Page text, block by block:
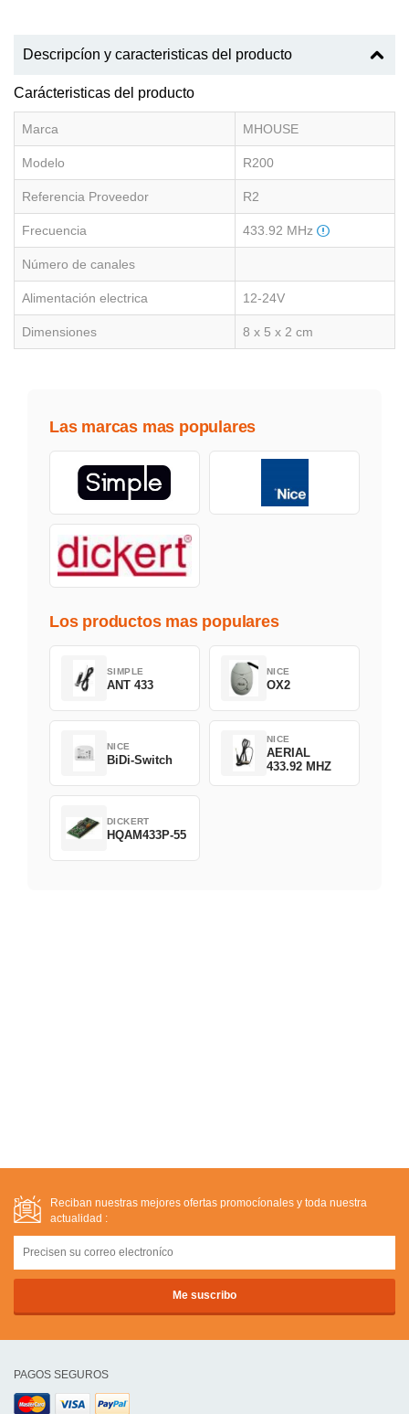
Descripcíon y caracteristicas del producto
Carácteristicas del producto
Marca MHOUSE
Modelo R200
Referencia Proveedor R2
Frecuencia 433.92 MHz
Número de canales
Alimentación electrica 12-24V
Dimensiones 8 x 5 x 2 cm
Las marcas mas populares
Los productos mas populares
SIMPLE
ANT 433
NICE
OX2
NICE
BiDi-Switch
NICE
AERIAL
433.92 MHZ
DICKERT
HQAM433P-55
Reciban nuestras mejores ofertas promocíonales y toda nuestra
actualidad :
PAGOS SEGUROS